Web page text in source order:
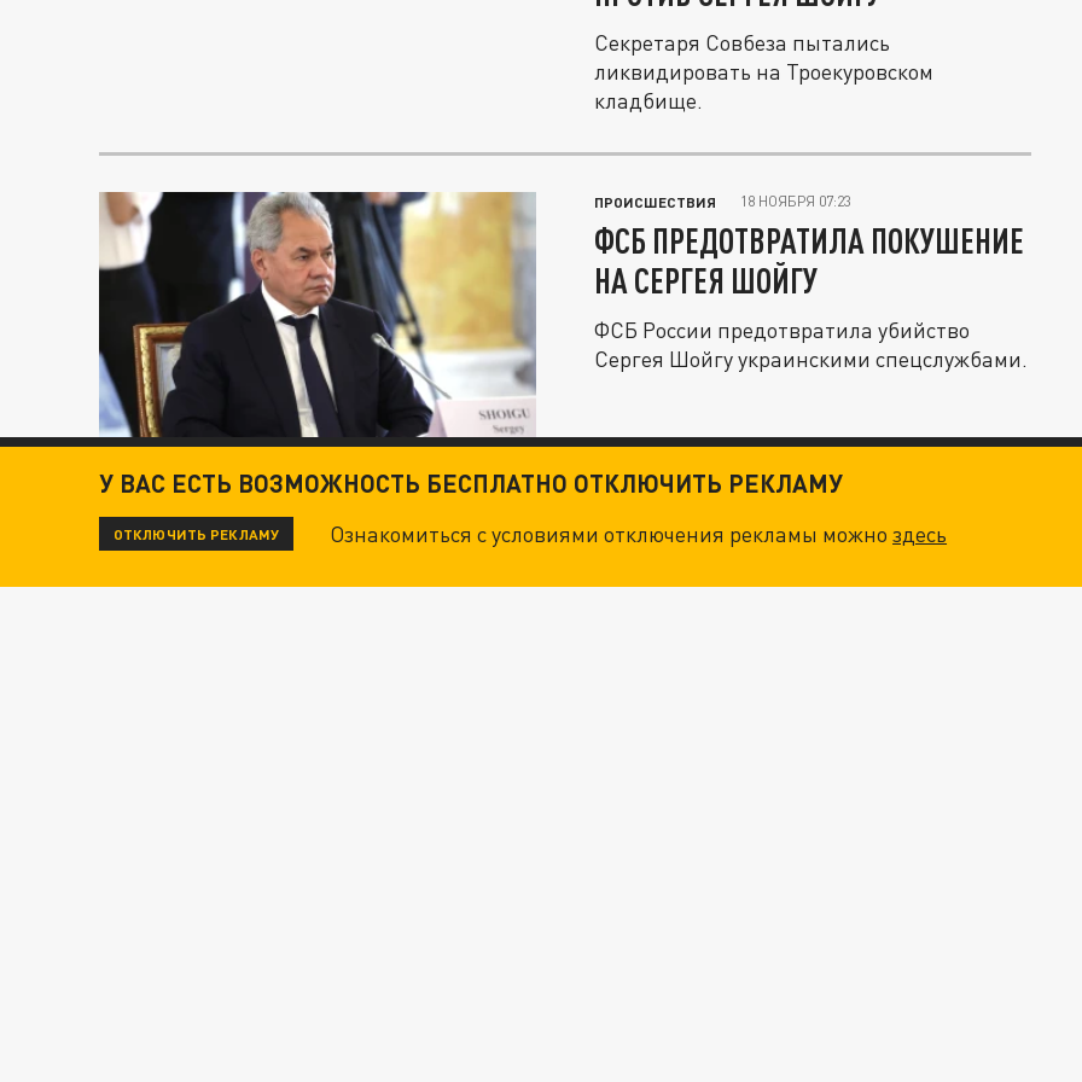
Секретаря Совбеза пытались
ликвидировать на Троекуровском
кладбище.
ПРОИСШЕСТВИЯ 18 НОЯБРЯ 07:23
ФСБ ПРЕДОТВРАТИЛА ПОКУШЕНИЕ
НА СЕРГЕЯ ШОЙГУ
ФСБ России предотвратила убийство
Сергея Шойгу украинскими спецслужбами.
У ВАС ЕСТЬ ВОЗМОЖНОСТЬ БЕСПЛАТНО ОТКЛЮЧИТЬ РЕКЛАМУ
ОТКЛЮЧИТЬ РЕКЛАМУ Ознакомиться с условиями отключения рекламы можноздесь